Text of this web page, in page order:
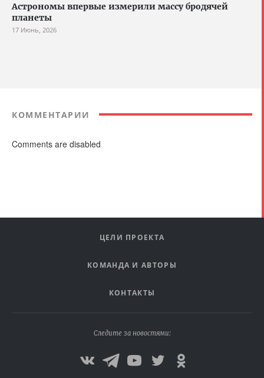
Астрономы впервые измерили массу бродячей
планеты
17 Июнь, 2026
КОММЕНТАРИИ
Comments are disabled
ЦЕЛИ ПРОЕКТА
КОМАНДА И АВТОРЫ
КОНТАКТЫ
Следите за новостями: